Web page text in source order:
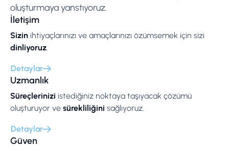
oluşturmaya yanstıyoruz.
İletişim
Sizin ihtiyaçlarınızı ve amaçlarınızı özümsemek için sizi
dinliyoruz.
Detaylar
Uzmanlık
Süreçlerinizi istediğiniz noktaya taşıyacak çözümü
oluşturuyor ve sürekliliğini sağlıyoruz.
Detaylar
Güven